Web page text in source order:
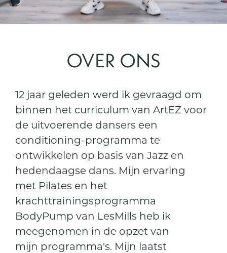
OVER ONS
12 jaar geleden werd ik gevraagd om
binnen het curriculum van ArtEZ voor
de uitvoerende dansers een
conditioning-programma te
ontwikkelen op basis van Jazz en
hedendaagse dans. Mijn ervaring
met Pilates en het
krachttrainingsprogramma
BodyPump van LesMills heb ik
meegenomen in de opzet van
mijn programma's. Mijn laatst